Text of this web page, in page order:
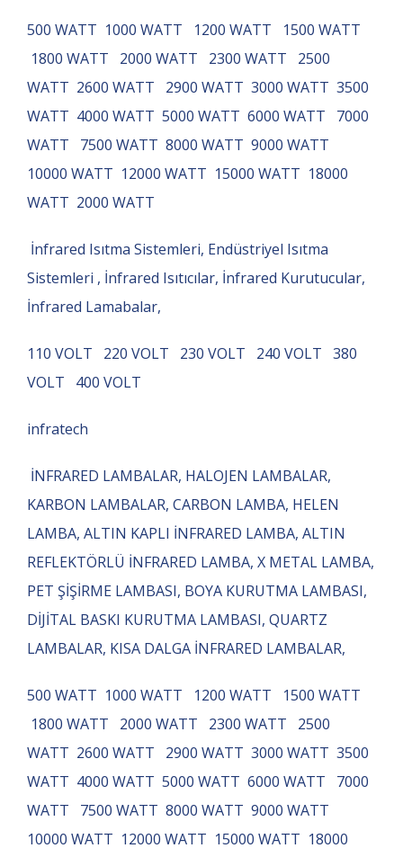
500 WATT 1000 WATT 1200 WATT 1500 WATT
1800 WATT 2000 WATT 2300 WATT 2500
WATT 2600 WATT 2900 WATT 3000 WATT 3500
WATT 4000 WATT 5000 WATT 6000 WATT 7000
WATT 7500 WATT 8000 WATT 9000 WATT
10000 WATT 12000 WATT 15000 WATT 18000
WATT 2000 WATT
İnfrared Isıtma Sistemleri, Endüstriyel Isıtma
Sistemleri , İnfrared Isıtıcılar, İnfrared Kurutucular,
İnfrared Lamabalar,
110 VOLT 220 VOLT 230 VOLT 240 VOLT 380
VOLT 400 VOLT
infratech
İNFRARED LAMBALAR, HALOJEN LAMBALAR,
KARBON LAMBALAR, CARBON LAMBA, HELEN
LAMBA, ALTIN KAPLI İNFRARED LAMBA, ALTIN
REFLEKTÖRLÜ İNFRARED LAMBA, X METAL LAMBA,
PET ŞİŞİRME LAMBASI, BOYA KURUTMA LAMBASI,
DİJİTAL BASKI KURUTMA LAMBASI, QUARTZ
LAMBALAR, KISA DALGA İNFRARED LAMBALAR,
500 WATT 1000 WATT 1200 WATT 1500 WATT
1800 WATT 2000 WATT 2300 WATT 2500
WATT 2600 WATT 2900 WATT 3000 WATT 3500
WATT 4000 WATT 5000 WATT 6000 WATT 7000
WATT 7500 WATT 8000 WATT 9000 WATT
10000 WATT 12000 WATT 15000 WATT 18000